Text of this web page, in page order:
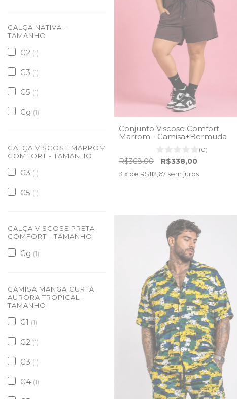
CALÇA NATIVA -
TAMANHO
G2 (1)
G3 (1)
G5 (1)
Gg (1)
CALÇA VISCOSE MARROM
COMFORT - TAMANHO
G3 (1)
G5 (1)
CALÇA VISCOSE PRETA
COMFORT - TAMANHO
Gg (1)
CAMISA MANGA CURTA
AURORA TROPICAL -
TAMANHO
G1 (1)
G2 (1)
G3 (1)
G4 (1)
Conjunto Viscose Comfort
Marrom - Camisa+Bermuda
(0)
R$368,00 R$338,00
3 x de R$112,67 sem juros